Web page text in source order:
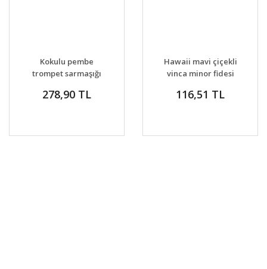
DETAYLAR
VER
Kokulu pembe
trompet sarmaşığı
278,90 TL
DETAYLAR
VER
Hawaii mavi çiçekli
vinca minor fidesi
116,51 TL